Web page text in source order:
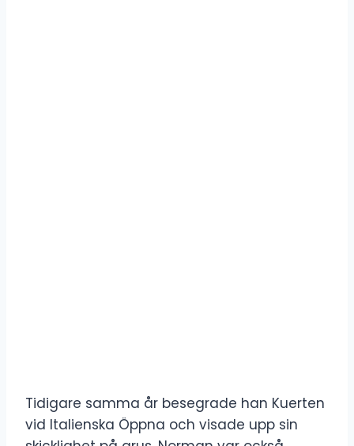
Tidigare samma år besegrade han Kuerten
vid Italienska Öppna och visade upp sin